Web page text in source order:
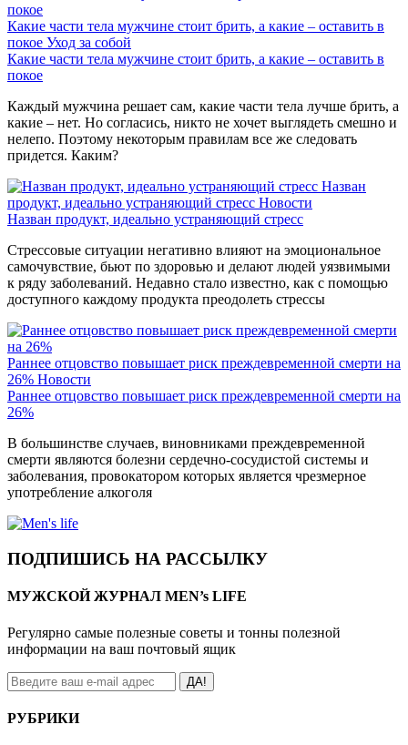
Какие части тела мужчине стоит брить, а какие – оставить в
покое Уход за собой
Какие части тела мужчине стоит брить, а какие – оставить в
покое
Каждый мужчина решает сам, какие части тела лучше брить, а
какие – нет. Но согласись, никто не хочет выглядеть смешно и
нелепо. Поэтому некоторым правилам все же следовать
придется. Каким?
Назван
продукт, идеально устраняющий стресс Новости
Назван продукт, идеально устраняющий стресс
Стрессовые ситуации негативно влияют на эмоциональное
самочувствие, бьют по здоровью и делают людей уязвимыми
к ряду заболеваний. Недавно стало известно, как с помощью
доступного каждому продукта преодолеть стрессы
Раннее отцовство повышает риск преждевременной смерти на
26% Новости
Раннее отцовство повышает риск преждевременной смерти на
26%
В большинстве случаев, виновниками преждевременной
смерти являются болезни сердечно-сосудистой системы и
заболевания, провокатором которых является чрезмерное
употребление алкоголя
ПОДПИШИСЬ НА РАССЫЛКУ
МУЖСКОЙ ЖУРНАЛ MEN’s LIFE
Регулярно самые полезные советы и тонны полезной
информации на ваш почтовый ящик
ДА!
РУБРИКИ